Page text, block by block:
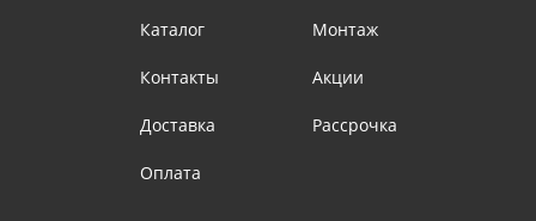
Каталог
Контакты
Доставка
Оплата
Монтаж
Акции
Рассрочка